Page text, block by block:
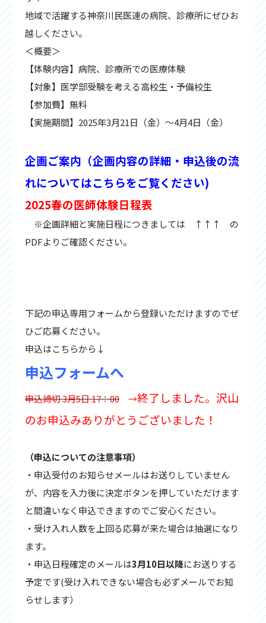
地域で活躍する神奈川民医連の病院、診療所にぜひお
越しください。
＜概要＞
【体験内容】病院、診療所での医療体験
【対象】医学部受験を考える高校生・予備校生
【参加費】無料
【実施期間】2025年3月21日（金）～4月4日（金）
企画ご案内（企画内容の詳細・申込後の流
れについてはこちらをご覧ください)
2025春の医師体験日程表
※企画詳細と実施日程につきましては ↑↑↑ の
PDFよりご確認ください。
下記の申込専用フォームから登録いただけますのでぜ
ひご応募ください。
申込はこちらから↓
申込フォームへ
申込締切 3月5日 17：00 →終了しました。沢山
のお申込みありがとうございました！
（申込についての注意事項）
・申込受付のお知らせメールはお送りしていません
が、内容を入力後に決定ボタンを押していただけます
と間違いなく申込できますのでご安心ください。
・受け入れ人数を上回る応募が来た場合は抽選になり
ます。
・申込日程確定のメールは3月10日以降にお送りする
予定です(受け入れできない場合も必ずメールでお知
らせします）